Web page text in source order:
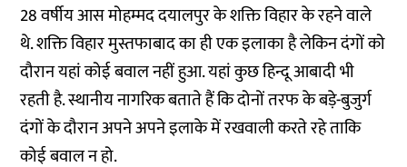
28 वर्षीय आस मोहम्मद दयालपुर के शक्ति विहार के रहने वाले
थे. शक्ति विहार मुस्तफाबाद का ही एक इलाका है लेकिन दंगों को
दौरान यहां कोई बवाल नहीं हुआ. यहां कुछ हिन्दू आबादी भी
रहती है. स्थानीय नागरिक बताते हैं कि दोनों तरफ के बड़े-बुजुर्ग
दंगों के दौरान अपने अपने इलाके में रखवाली करते रहे ताकि
कोई बवाल न हो.